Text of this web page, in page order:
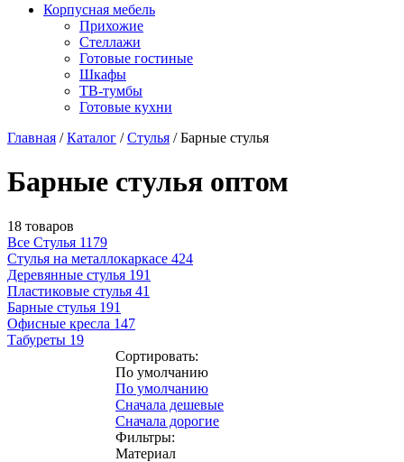
Корпусная мебель
Прихожие
Стеллажи
Готовые гостиные
Шкафы
ТВ-тумбы
Готовые кухни
Главная /Каталог /Стулья /Барные стулья
Барные стулья оптом
18 товаров
Все Стулья 1179
Стулья на металлокаркасе 424
Деревянные стулья 191
Пластиковые стулья 41
Барные стулья 191
Офисные кресла 147
Табуреты 19
Сортировать:
По умолчанию
По умолчанию
Сначала дешевые
Сначала дорогие
Фильтры:
Материал